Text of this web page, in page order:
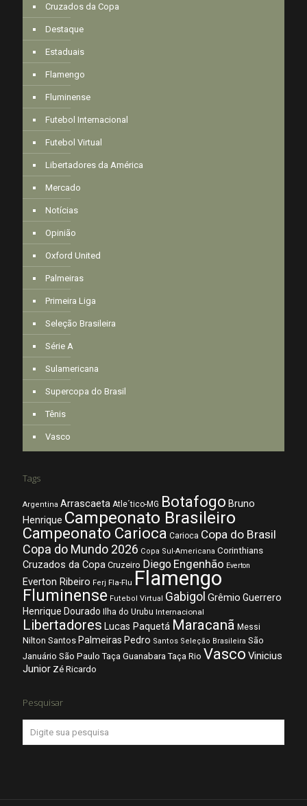
Cruzados da Copa
Destaque
Estaduais
Flamengo
Fluminense
Futebol Internacional
Futebol Virtual
Libertadores da América
Mercado
Notícias
Opinião
Oxford United
Palmeiras
Primeira Liga
Seleção Brasileira
Série A
Sulamericana
Supercopa do Brasil
Tênis
Vasco
Tags
Argentina Arrascaeta Atle´tico-MG Botafogo Bruno
Henrique Campeonato Brasileiro
Campeonato Carioca Carioca Copa do Brasil
Copa do Mundo 2026 Copa Sul-Americana Corinthians
Cruzados da Copa Cruzeiro Diego Engenhão Everton
Everton Ribeiro Ferj Fla-Flu Flamengo
Fluminense Futebol Virtual Gabigol Grêmio Guerrero
Henrique Dourado Ilha do Urubu Internacional
Libertadores Lucas Paquetá Maracanã Messi
Nilton Santos Palmeiras Pedro Santos Seleção Brasileira São
Januário São Paulo Taça Guanabara Taça Rio Vasco Vinicius
Junior Zé Ricardo
Pesquisar